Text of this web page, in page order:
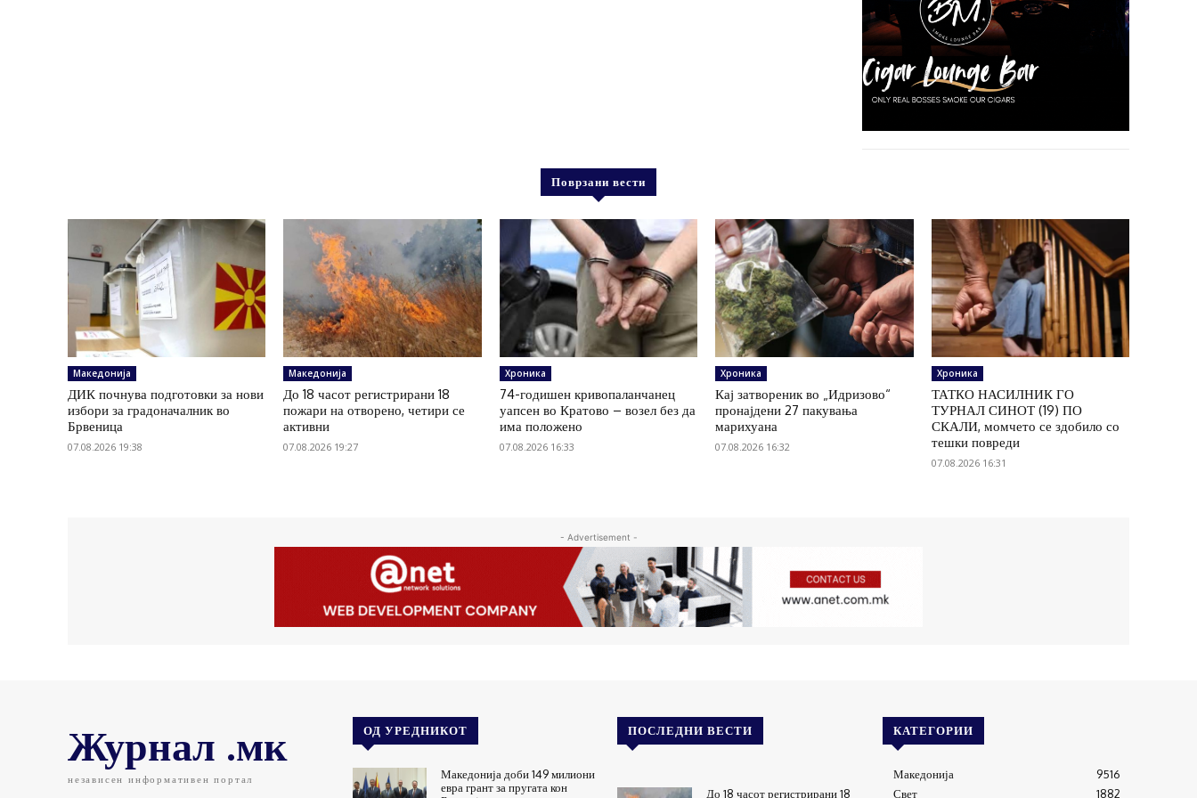
Поврзани вести
Македонија
ДИК почнува подготовки за нови
избори за градоначалник во
Брвеница
07.08.2026 19:38
Македонија
До 18 часот регистрирани 18
пожари на отворено, четири се
активни
07.08.2026 19:27
Хроника
74-годишен кривопаланчанец
уапсен во Кратово – возел без да
има положено
07.08.2026 16:33
Хроника
Кај затвореник во „Идризово“
пронајдени 27 пакувања
марихуана
07.08.2026 16:32
Хроника
ТАТКО НАСИЛНИК ГО
ТУРНАЛ СИНОТ (19) ПО
СКАЛИ, момчето се здобило со
тешки повреди
07.08.2026 16:31
- Advertisement -
Журнал .мк
независен информативен портал
ОД УРЕДНИКОТ
Македонија доби 149 милиони
евра грант за пругата кон
ПОСЛЕДНИ ВЕСТИ
До 18 часот регистрирани 18
КАТЕГОРИИ
Македонија
9516
Свет
1882